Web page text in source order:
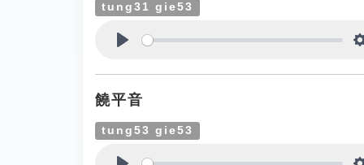
tung31 gie53
饒平音
tung53 gie53